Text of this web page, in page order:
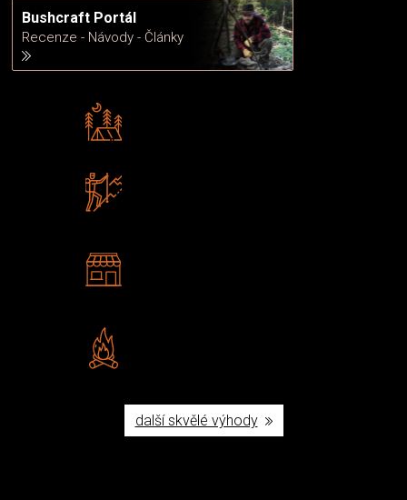
Bushcraft Portál
Recenze - Návody - Články
další skvělé výhody